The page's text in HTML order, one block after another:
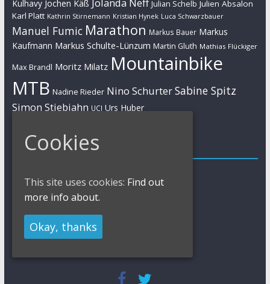
Kulhavy Jochen Käß Julian Schelb Julien Absalon
Karl Platt Kathrin Stirnemann Kristian Hynek Luca Schwarzbauer
Manuel Fumic Marathon Markus Bauer Markus
Kaufmann Markus Schulte-Lünzum Martin Gluth Mathias Flückiger
Max Brandl Moritz Milatz Mountainbike
MTB Nadine Rieder Nino SchurterSabine Spitz
Simon Stiebjahn UCI Urs Huber
Impressum
Datenschutzerklärung
Cookies Policy
Cookies
This site uses cookies: Find out
more info about.
Okay, thanks